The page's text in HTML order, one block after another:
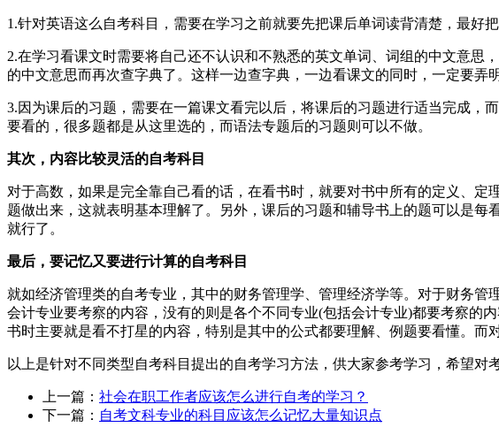
1.针对英语这么自考科目，需要在学习之前就要先把课后单词读背清楚，最好
2.在学习看课文时需要将自己还不认识和不熟悉的英文单词、词组的中文意
的中文意思而再次查字典了。这样一边查字典，一边看课文的同时，一定要弄
3.因为课后的习题，需要在一篇课文看完以后，将课后的习题进行适当完成
要看的，很多题都是从这里选的，而语法专题后的习题则可以不做。
其次，内容比较灵活的自考科目
对于高数，如果是完全靠自己看的话，在看书时，就要对书中所有的定义、
题做出来，这就表明基本理解了。另外，课后的习题和辅导书上的题可以是
就行了。
最后，要记忆又要进行计算的自考科目
就如经济管理类的自考专业，其中的财务管理学、管理经济学等。对于财务
会计专业要考察的内容，没有的则是各个不同专业(包括会计专业)都要考察的
书时主要就是看不打星的内容，特别是其中的公式都要理解、例题要看懂。而
以上是针对不同类型自考科目提出的自考学习方法，供大家参考学习，希望对
上一篇： 社会在职工作者应该怎么进行自考的学习？
下一篇： 自考文科专业的科目应该怎么记忆大量知识点